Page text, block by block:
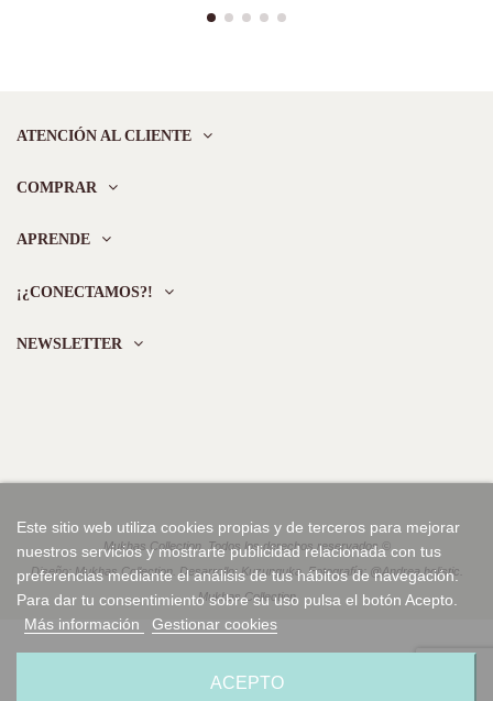
ATENCIÓN AL CLIENTE
COMPRAR
APRENDE
Este sitio web utiliza cookies propias y de terceros para mejorar
nuestros servicios y mostrarte publicidad relacionada con tus
preferencias mediante el análisis de tus hábitos de navegación.
Para dar tu consentimiento sobre su uso pulsa el botón Acepto.
Más información
Gestionar cookies
ACEPTO
¡¿CONECTAMOS?!
NEWSLETTER
Mukhas Collection. Todos los derechos reservados ©
Diseño: Mukhas Collection. Desarrollo: Kuzunguka. Fotografía: @Andrea.holistic.
Mukhas Collection